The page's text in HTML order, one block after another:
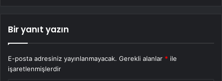
Bir yanıt yazın
E-posta adresiniz yayınlanmayacak. Gerekli alanlar * ile
işaretlenmişlerdir